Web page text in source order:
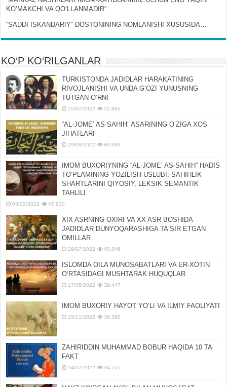
KOʻMAKCHI VA QOʻLLANMADIR”
“SADDI ISKANDARIY” DOSTONINING NOMLANISHI XUSUSIDA…
KO‘P KO‘RILGANLAR
TURKISTONDA JADIDLAR HARAKATINING
RIVOJLANISHI VA UNDA GʻOZI YUNUSNING
TUTGAN OʻRNI
15/07/2022 52,860
“AL-JOMEʼ AS-SAHIH” ASARINING OʻZIGA XOS
JIHATLARI
29/08/2022 48,988
IMOM BUXORIYNING “AL-JOMEʼ AS-SAHIH” HADIS
TOʻPLAMINING YOZILISH USLUBI, SAHIHLIK
SHARTLARINI QIYOSIY, LЕKSIK SЕMANTIK
TAHLILI
03/02/2022 47,930
XIX ASRNING OXIRI VA XX ASR BOSHIDA
JADIDLAR DUNYOQARASHIGA TAʼSIR ETGAN
OMILLAR
29/07/2022 40,846
ISLOMDA OILA MUNOSABATLARI VA ER-XOTIN
OʻRTASIDAGI MUSHTARAK HUQUQLAR
17/05/2022 39,447
IMOM BUXORIY HAYOT YOʻLI VA ILMIY FAOLIYATI
15/11/2022 36,390
ZAHIRIDDIN MUHAMMAD BOBUR HAQIDA 10 TA
FAKT
14/02/2022 34,755